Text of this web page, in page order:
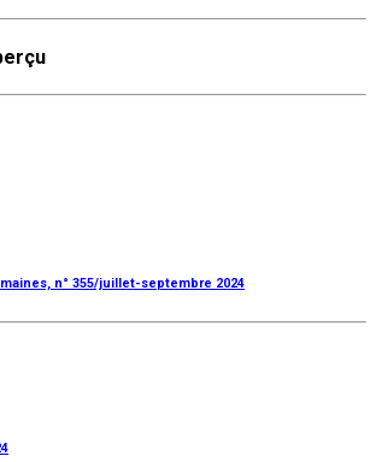
n° 355/juillet-septembre 2024